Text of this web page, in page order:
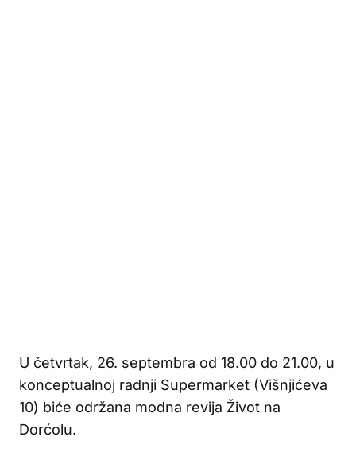
U četvrtak, 26. septembra od 18.00 do 21.00, u
konceptualnoj radnji Supermarket (Višnjićeva
10) biće održana modna revija Život na
Dorćolu.